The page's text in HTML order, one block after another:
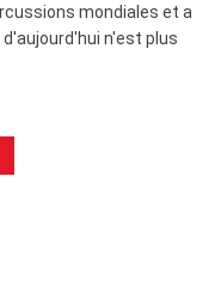
mondiales et a
n'est plus